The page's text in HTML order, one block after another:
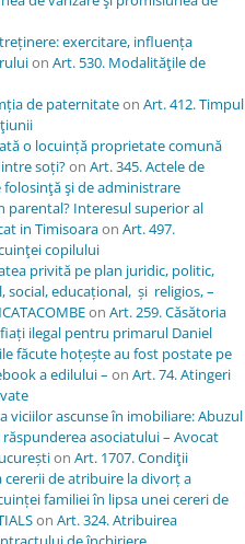
exercitare, influența
on Art. 530. Modalităţile de
de paternitateon Art. 412. Timpul
o locuință proprietate comună
soți?on Art. 345. Actele de
folosinţă şi de administrare
parental? Interesul superior al
in Timisoaraon Art. 497.
copilului
privită pe plan juridic, politic,
social, educațional, și religios, –
on Art. 259. Căsătoria
ilegal pentru primarul Daniel
făcute hoțește au fost postate pe
a edilului – on Art. 74. Atingeri
viciilor ascunse în imobiliare: Abuzul
asociatului – Avocat
on Art. 1707. Condiţii
de atribuire la divorț a
familiei în lipsa unei cereri de
on Art. 324. Atribuirea